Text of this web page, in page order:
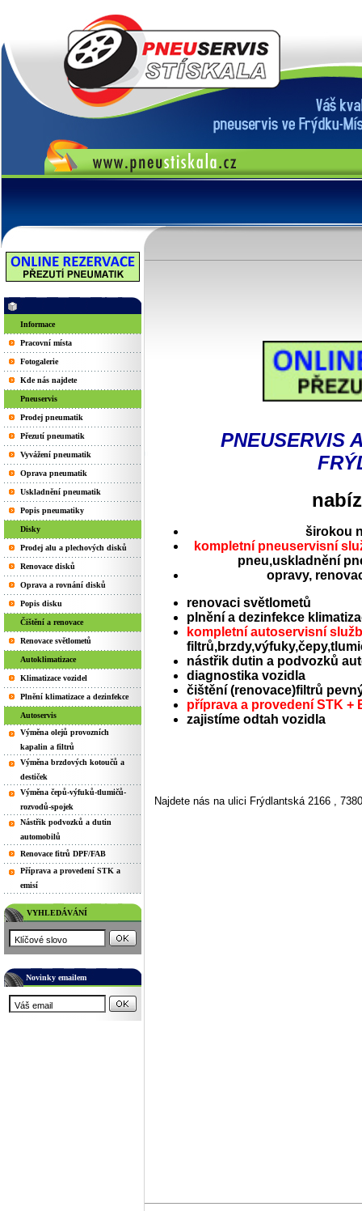
Informace
Pracovní místa
Fotogalerie
Kde nás najdete
Pneuservis
Prodej pneumatik
Přezutí pneumatik
Vyvážení pneumatik
Oprava pneumatik
Uskladnění pneumatik
Popis pneumatiky
Disky
Prodej alu a plechových disků
Renovace disků
Oprava a rovnání disků
Popis disku
Čištění a renovace
Renovace světlometů
Autoklimatizace
Klimatizace vozidel
Plnění klimatizace a dezinfekce
Autoservis
Výměna olejů provozních
kapalin a filtrů
Výměna brzdových kotoučů a
destiček
Výměna čepů-výfuků-tlumičů-
rozvodů-spojek
Nástřik podvozků a dutin
automobilů
Renovace fitrů DPF/FAB
Příprava a provedení STK a
emisí
VYHLEDÁVÁNÍ
Novinky emailem
PNEUSERVIS
širokou
kompletní pneuservisní
pneu,uskladnění
opravy,
renovaci světlometů
plnění a dezinfekce
kompletní autoservisní
nástřik dutin a podvozků
diagnostika vozidla
čištění (renovace)filtrů
příprava a provedení STK +
zajistíme odtah vozidla
Najdete nás na ulici Frýdlantská 2166 ,